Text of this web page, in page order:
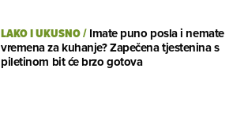
LAKO I UKUSNO/Imate puno posla i nemate
vremena za kuhanje? Zapečena tjestenina s
piletinom bit će brzo gotova